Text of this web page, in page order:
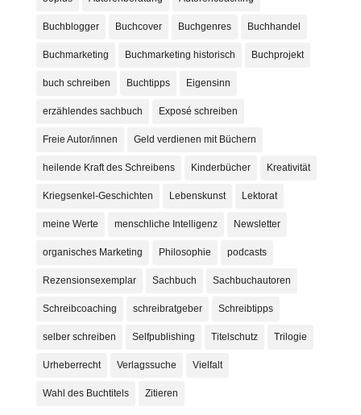
Buchblogger Buchcover Buchgenres Buchhandel
Buchmarketing Buchmarketing historisch Buchprojekt
buch schreiben Buchtipps Eigensinn
erzählendes sachbuch Exposé schreiben
Freie Autor/innen Geld verdienen mit Büchern
heilende Kraft des Schreibens Kinderbücher Kreativität
Kriegsenkel-Geschichten Lebenskunst Lektorat
meine Werte menschliche Intelligenz Newsletter
organisches Marketing Philosophie podcasts
Rezensionsexemplar Sachbuch Sachbuchautoren
Schreibcoaching schreibratgeber Schreibtipps
selber schreiben Selfpublishing Titelschutz Trilogie
Urheberrecht Verlagssuche Vielfalt
Wahl des Buchtitels Zitieren